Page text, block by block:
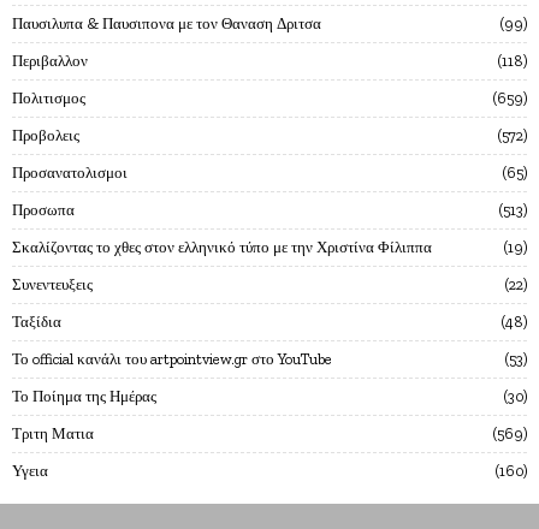
Παυσιλυπα & Παυσιπονα με τον Θαναση Δριτσα 99
Περιβαλλον 118
Πολιτισμος 659
Προβολεις 572
Προσανατολισμοι 65
Προσωπα 513
Σκαλίζοντας το χθες στον ελληνικό τύπο με την Χριστίνα Φίλιππα 19
Συνεντευξεις 22
Ταξίδια 48
Το official κανάλι του artpointview.gr στο YouTube 53
Το Ποίημα της Ημέρας 30
Τριτη Ματια 569
Υγεια 160